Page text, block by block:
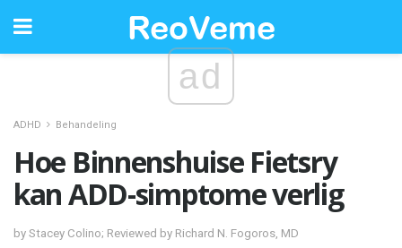
ad
ADHD Behandeling
Hoe Binnenshuise Fietsry
kan ADD-simptome verlig
by Stacey Colino; Reviewed by Richard N. Fogoros, MD